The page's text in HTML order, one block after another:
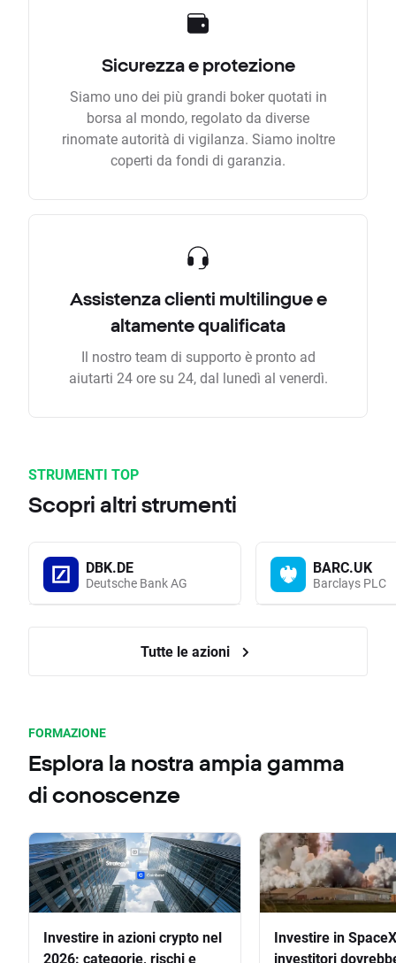
Sicurezza e protezione
Siamo uno dei più grandi boker quotati in
borsa al mondo, regolato da diverse
rinomate autorità di vigilanza. Siamo inoltre
coperti da fondi di garanzia.
Assistenza clienti multilingue e
altamente qualificata
Il nostro team di supporto è pronto ad
aiutarti 24 ore su 24, dal lunedì al venerdì.
STRUMENTI TOP
Scopri altri strumenti
DBK.DE
Deutsche Bank AG
BARC.UK
Barclays PLC
Tutte le azioni
FORMAZIONE
Esplora la nostra ampia gamma
di conoscenze
Investire in azioni crypto nel
2026: categorie, rischi e
Investire in
investitori